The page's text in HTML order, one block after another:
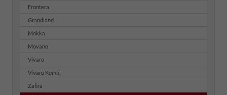
Frontera
Grandland
Mokka
Movano
Vivaro
Vivaro Kombi
Zafira